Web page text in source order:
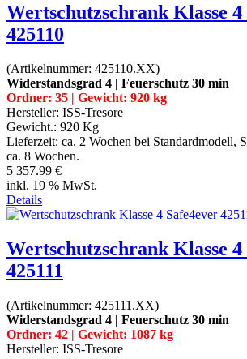
Wertschutzschrank Klasse 4
425110
(Artikelnummer: 425110.XX)
Widerstandsgrad 4 | Feuerschutz 30 min
Ordner: 35 | Gewicht: 920 kg
Hersteller: ISS-Tresore
Gewicht.: 920 Kg
Lieferzeit: ca. 2 Wochen bei Standardmodell,
ca. 8 Wochen.
5 357.99 €
inkl. 19 % MwSt.
Details
Wertschutzschrank Klasse 4
425111
(Artikelnummer: 425111.XX)
Widerstandsgrad 4 | Feuerschutz 30 min
Ordner: 42 | Gewicht: 1087 kg
Hersteller: ISS-Tresore